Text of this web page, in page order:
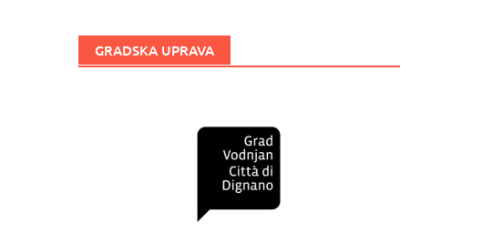
GRADSKA UPRAVA